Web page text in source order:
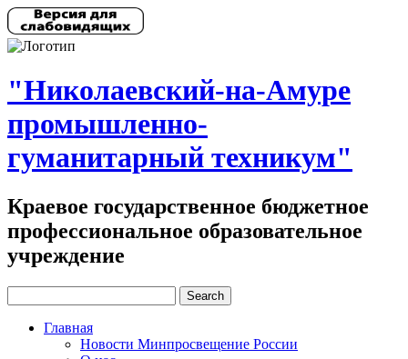
"Николаевский-на-Амуре
промышленно-
гуманитарный техникум"
Краевое государственное бюджетное
профессиональное образовательное
учреждение
Главная
Новости Минпросвещение России